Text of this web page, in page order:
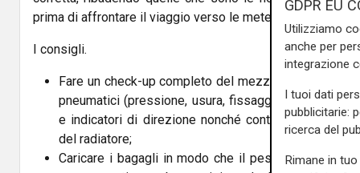
prima di affrontare il viaggio verso le mete di villeggiatura.
I consigli.
Fare un check-up completo del mezzo con
pneumatici (pressione, usura, fissaggio); verificare
e indicatori di direzione nonché controllare il livello
del radiatore;
Caricare i bagagli in modo che il peso sia
GDPR EU
Utilizziamo
anche per
integrazione
I tuoi dati
pubblicitarie:
ricerca del
Rimane in